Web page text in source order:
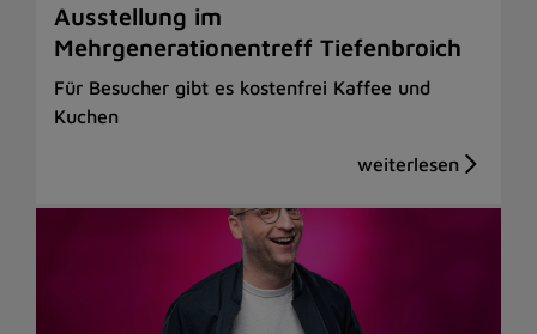
Ausstellung im
Mehrgenerationentreff Tiefenbroich
Für Besucher gibt es kostenfrei Kaffee und
Kuchen